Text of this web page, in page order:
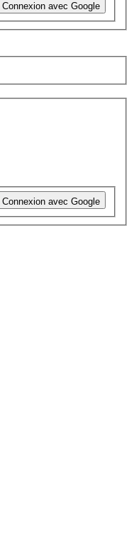
Connexion avec Google
Connexion avec Google